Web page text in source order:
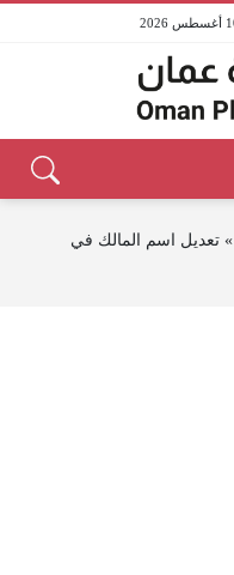
» تعديل اسم المالك في